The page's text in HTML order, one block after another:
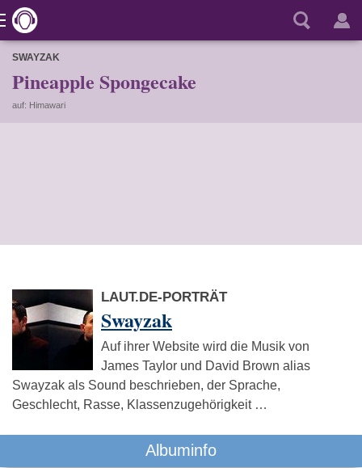
SWAYZAK
Pineapple Spongecake
auf: Himawari
LAUT.DE-PORTRÄT
Swayzak
Auf ihrer Website wird die Musik von
James Taylor und David Brown alias
Swayzak als Sound beschrieben, der Sprache,
Geschlecht, Rasse, Klassenzugehörigkeit …
Albuminfo